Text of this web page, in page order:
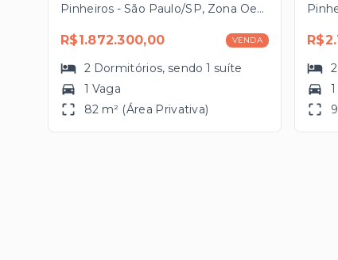
Pinheiros - São Paulo/SP, Zona Oeste
R$1.872.300,00 VENDA
2 Dormitórios, sendo1 suíte
1 Vaga
82 m² (Área Privativa)
2